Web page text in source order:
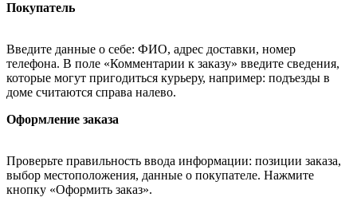
Покупатель
Введите данные о себе: ФИО, адрес доставки, номер
телефона. В поле «Комментарии к заказу» введите сведения,
которые могут пригодиться курьеру, например: подъезды в
доме считаются справа налево.
Оформление заказа
Проверьте правильность ввода информации: позиции заказа,
выбор местоположения, данные о покупателе. Нажмите
кнопку «Оформить заказ».